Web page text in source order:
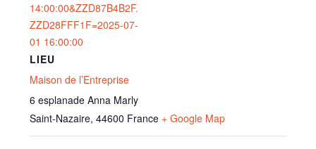
14:00:00&ZZD87B4B2F.
ZZD28FFF1F=2025-07-
01 16:00:00
LIEU
Maison de l’Entreprise
6 esplanade Anna Marly
Saint-Nazaire, 44600 France + Google Map